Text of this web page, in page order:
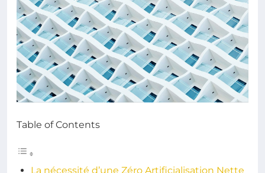
Table of Contents
La nécessité d’une Zéro Artificialisation Nette